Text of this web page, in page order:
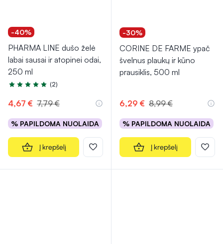
-40%
PHARMA LINE dušo želė
labai sausai ir atopinei odai,
250 ml
Įvertinimas 5.0 iš 5
(2)
4,67 € 7,79 €
% PAPILDOMA NUOLAIDA
Į krepšelį
-30%
CORINE DE FARME ypač
švelnus plaukų ir kūno
prausiklis, 500 ml
6,29 € 8,99 €
% PAPILDOMA NUOLAIDA
Į krepšelį